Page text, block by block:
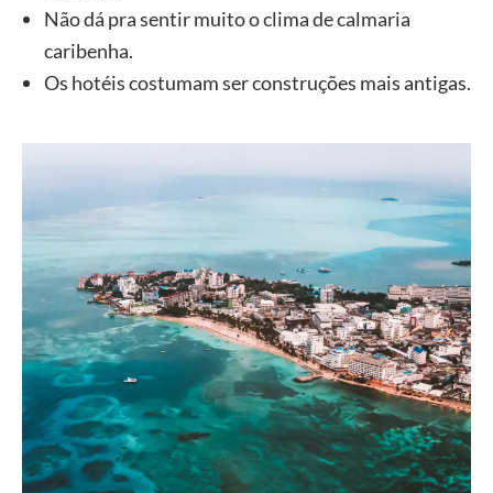
Não dá pra sentir muito o clima de calmaria
caribenha.
Os hotéis costumam ser construções mais antigas.